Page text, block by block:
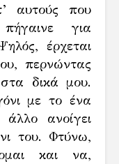
αυτούς που
για
έρχεται
περνώντας
δικά μου.
με το ένα
ανοίγει
του. Φτύνω,
και να,